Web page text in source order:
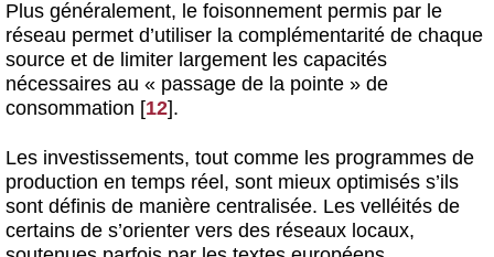
Plus généralement, le foisonnement permis par le
réseau permet d’utiliser la complémentarité de chaque
source et de limiter largement les capacités
nécessaires au « passage de la pointe » de
consommation [12].
Les investissements, tout comme les programmes de
production en temps réel, sont mieux optimisés s’ils
sont définis de manière centralisée. Les velléités de
certains de s’orienter vers des réseaux locaux,